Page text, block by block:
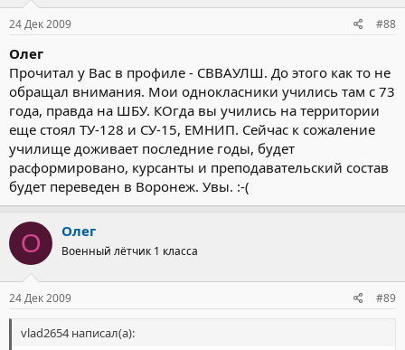
24 Дек 2009 #88
Олег
Прочитал у Вас в профиле - СВВАУЛШ. До этого как то не
обращал внимания. Мои однокласники учились там с 73
года, правда на ШБУ. КОгда вы учились на территории
еще стоял ТУ-128 и СУ-15, ЕМНИП. Сейчас к сожаление
училище доживает последние годы, будет
расформировано, курсанты и преподавательский состав
будет переведен в Воронеж. Увы. :-(
О Олег
Военный лётчик 1 класса
24 Дек 2009 #89
vlad2654 написал(а):